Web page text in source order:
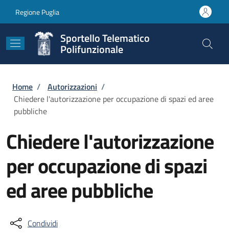
Regione Puglia
Sportello Telematico
Polifunzionale
Briciole di pane
Home / Autorizzazioni /
Chiedere l'autorizzazione per occupazione di spazi ed aree
pubbliche
Chiedere l'autorizzazione
per occupazione di spazi
ed aree pubbliche
Condividi